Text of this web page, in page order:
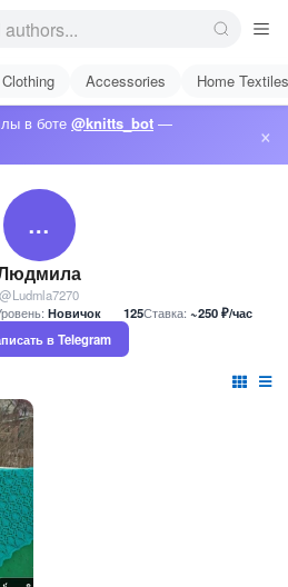
Accessories
Home Textiles
в боте @knitts_bot —
×
…
@Ludmla7270
Новичок 125Ставка:~250 ₽/час
в Telegram